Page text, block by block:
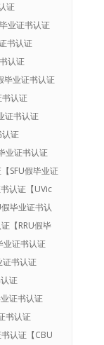
证
业证书认证
书认证
认证
毕业证书认证
认证
证书认证
认证
业证书认证
SFU假毕业证
认证【UVic
毕业证书认
【RRU假毕
业证书认证
证书认证
证
证书认证
书认证
认证【CBU